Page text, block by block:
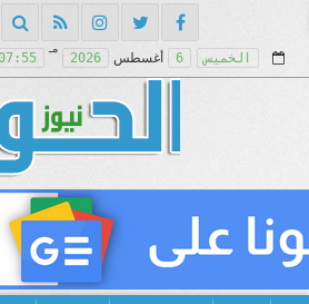
الخميس 6 أغسطس 2026
مـ
07:55